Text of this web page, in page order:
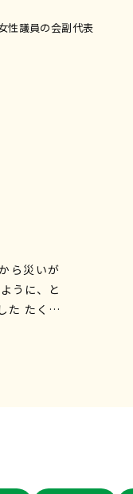
性議員の会副代表
うに、と
た たくさ